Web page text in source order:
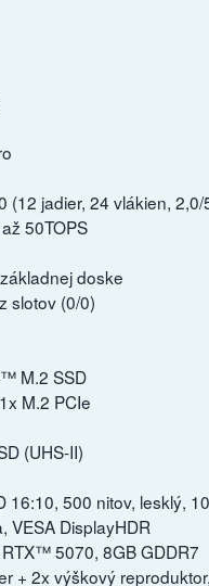
(12 jadier, 24 vlákien,
50TOPS
doske
slotov (0/0)
M.2 SSD
M.2 PCIe
(UHS-II)
16:10, 500 nitov, lesklý,
VESA DisplayHDR
5070, 8GB GDDR7
+ 2x výškový